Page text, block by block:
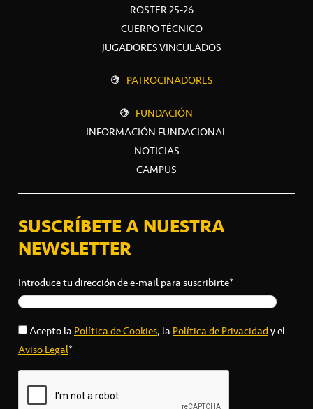
ROSTER 25-26
CUERPO TÉCNICO
JUGADORES VINCULADOS
PATROCINADORES
FUNDACIÓN
INFORMACIÓN FUNDACIONAL
NOTICIAS
CAMPUS
SUSCRÍBETE A NUESTRA
NEWSLETTER
Introduce tu dirección de e-mail para suscribirte*
Acepto laPolítica de Cookies, laPolítica de Privacidady el
Aviso Legal*